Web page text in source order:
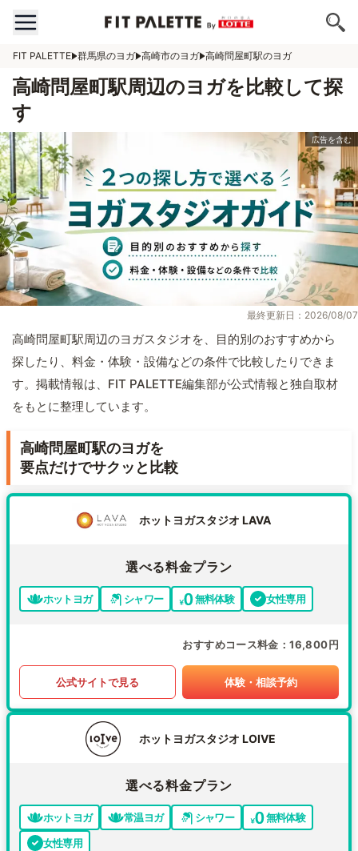
FIT PALETTE 群馬県のヨガ 高崎市のヨガ 高崎問屋町駅のヨガ
高崎問屋町駅周辺のヨガを比較して探
す
最終更新日：2026/08/07
高崎問屋町駅周辺のヨガスタジオを、目的別のおすすめから
探したり、料金・体験・設備などの条件で比較したりできま
す。掲載情報は、FIT PALETTE編集部が公式情報と独自取材
をもとに整理しています。
高崎問屋町駅のヨガを
要点だけでサクッと比較
ホットヨガスタジオ LAVA
選べる料金プラン
ホットヨガ シャワー 無料体験 女性専用
おすすめコース料金 16,800円
公式サイトで見る 体験・相談予約
ホットヨガスタジオ LOIVE
選べる料金プラン
ホットヨガ 常温ヨガ シャワー
無料体験
女性専用